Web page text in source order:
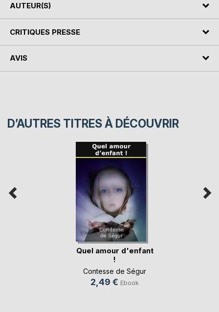
AUTEUR(S)
CRITIQUES PRESSE
AVIS
D’AUTRES TITRES À DÉCOUVRIR
Quel amour d'enfant
!
Contesse de Ségur
2,49 € Ebook